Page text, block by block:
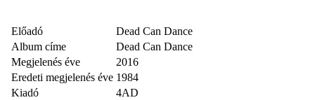
Előadó
Dead Can Dance
Album címe
Dead Can Dance
Megjelenés éve
2016
Eredeti megjelenés éve 1984
Kiadó
4AD